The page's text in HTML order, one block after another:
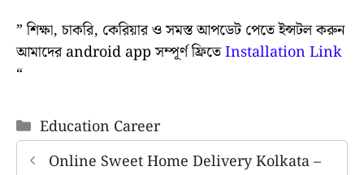
” শিক্ষা, চাকরি, কেরিয়ার ও সমস্ত আপডেট পেতে ইন্সটল করুন
আমাদের android app সম্পূর্ণ ফ্রিতেInstallation Link
“
Categories
Education Career
Online Sweet Home Delivery Kolkata –